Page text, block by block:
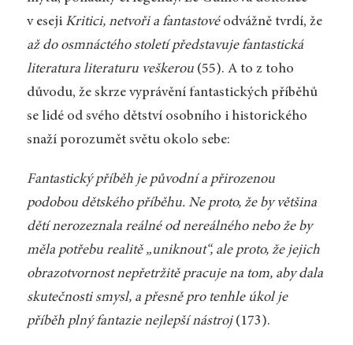
v eseji Kritici, netvoři a fantastovéodvážně tvrdí, že
až do osmnáctého století představuje fantastická
literatura literaturu veškerou(55). A to z toho
důvodu, že skrze vyprávění fantastických příběhů
se lidé od svého dětství osobního i historického
snaží porozumět světu okolo sebe:
Fantastický příběh je původní a přirozenou
podobou dětského příběhu. Ne proto, že by většina
dětí nerozeznala reálné od nereálného nebo že by
měla potřebu realitě „uniknout“, ale proto, že jejich
obrazotvornost nepřetržitě pracuje na tom, aby dala
skutečnosti smysl, a přesně pro tenhle úkol je
příběh plný fantazie nejlepší nástroj(173).